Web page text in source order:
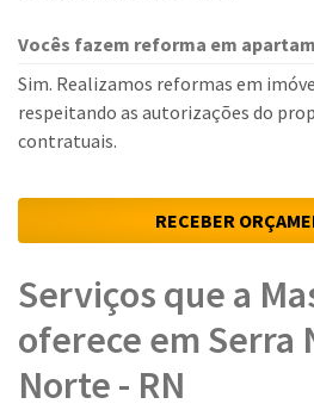
Vocês fazem reforma em
Sim. Realizamos reformas em
respeitando as autorizações do
contratuais.
RECEBER
Serviços que a
oferece em Serra
Norte - RN